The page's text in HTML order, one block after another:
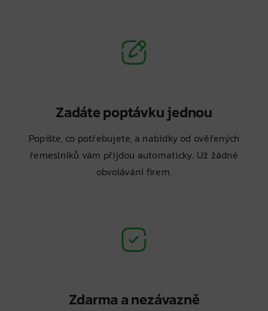
Zadáte poptávku jednou
Popište, co potřebujete, a nabídky od ověřených
řemeslníků vám přijdou automaticky. Už žádné
obvolávání firem.
Zdarma a nezávazně